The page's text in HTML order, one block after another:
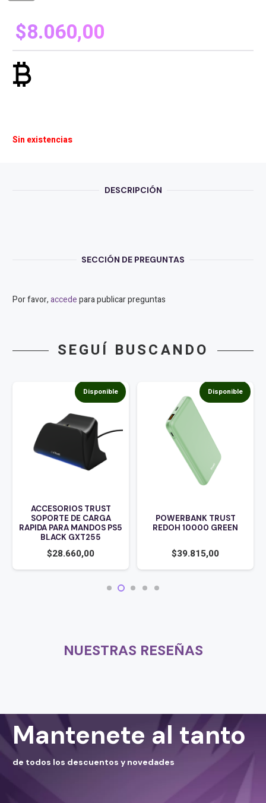
$8.060,00
currency_bitcoin
Sin existencias
DESCRIPCIÓN
SECCIÓN DE PREGUNTAS
Por favor,accedepara publicar preguntas
SEGUÍ BUSCANDO
Disponible
ACCESORIOS TRUST
SOPORTE DE CARGA
RAPIDA PARA MANDOS PS5
BLACK GXT255
$28.660,00
Disponible
POWERBANK TRUST
REDOH 10000 GREEN
$39.815,00
NUESTRAS RESEÑAS
Mantenete al tanto
de todos los descuentos y novedades